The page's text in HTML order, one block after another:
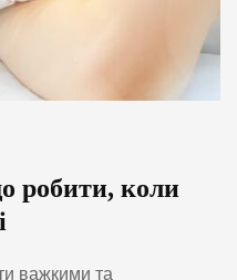
робити, коли
важкими та